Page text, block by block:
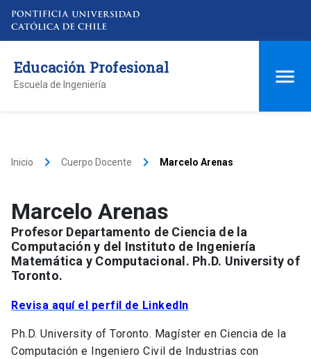
Educación Profesional
Escuela de Ingeniería
Inicio keyboard_arrow_right Cuerpo Docente keyboard_arrow_right Marcelo Arenas
Marcelo Arenas
Profesor Departamento de Ciencia de la
Computación y del Instituto de Ingeniería
Matemática y Computacional. Ph.D. University of
Toronto.
Revisa aquí el perfil de LinkedIn
Ph.D. University of Toronto. Magíster en Ciencia de la
Computación e Ingeniero Civil de Industrias con